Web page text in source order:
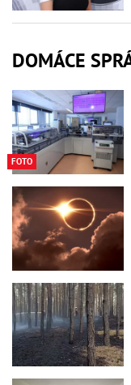
DOMÁCE
FOTO